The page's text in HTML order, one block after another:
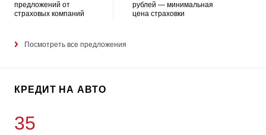
предложений от
страховых компаний
рублей — минимальная
цена страховки
Посмотреть все предложения
КРЕДИТ НА АВТО
35